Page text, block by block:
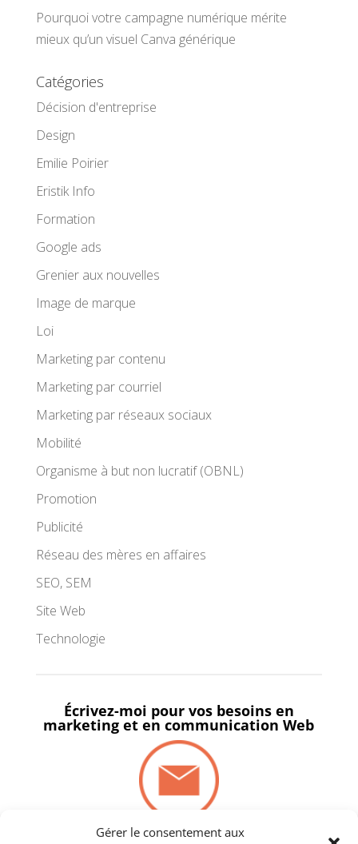
Gérer le consentement aux
Pourquoi votre campagne numérique mérite
mieux qu’un visuel Canva générique
Catégories
Décision d'entreprise
Design
Emilie Poirier
Eristik Info
Formation
Google ads
Grenier aux nouvelles
Image de marque
Loi
Marketing par contenu
Marketing par courriel
Marketing par réseaux sociaux
Mobilité
Organisme à but non lucratif (OBNL)
Promotion
Publicité
Réseau des mères en affaires
SEO, SEM
Site Web
Technologie
Écrivez-moi pour vos besoins en
marketing et en communication Web